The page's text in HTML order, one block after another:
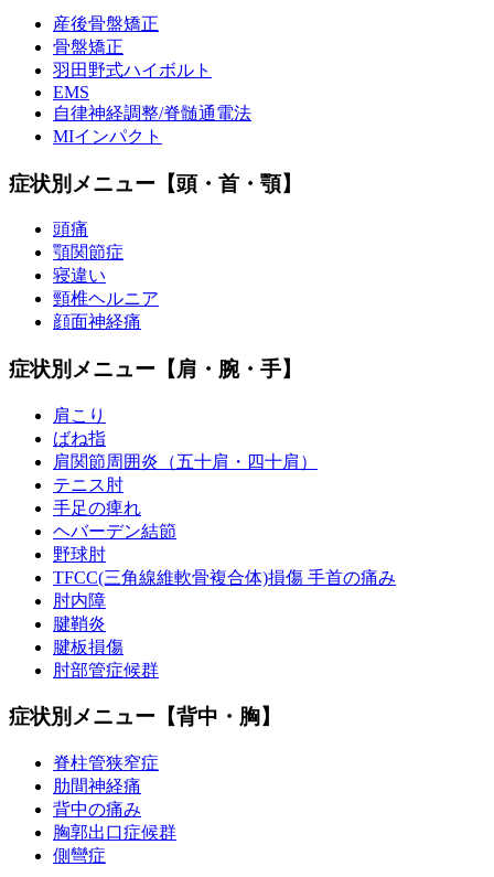
産後骨盤矯正
骨盤矯正
羽田野式ハイボルト
EMS
自律神経調整/脊髄通電法
MIインパクト
症状別メニュー【頭・首・顎】
頭痛
顎関節症
寝違い
頸椎ヘルニア
顔面神経痛
症状別メニュー【肩・腕・手】
肩こり
ばね指
肩関節周囲炎（五十肩・四十肩）
テニス肘
手足の痺れ
ヘバーデン結節
野球肘
TFCC(三角線維軟骨複合体)損傷 手首の痛み
肘内障
腱鞘炎
腱板損傷
肘部管症候群
症状別メニュー【背中・胸】
脊柱管狭窄症
肋間神経痛
背中の痛み
胸郭出口症候群
側彎症